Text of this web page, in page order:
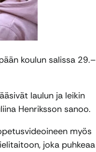
koulun salissa 29.–
laulun ja leikin
Henriksson sanoo.
myös
joka puhkeaa